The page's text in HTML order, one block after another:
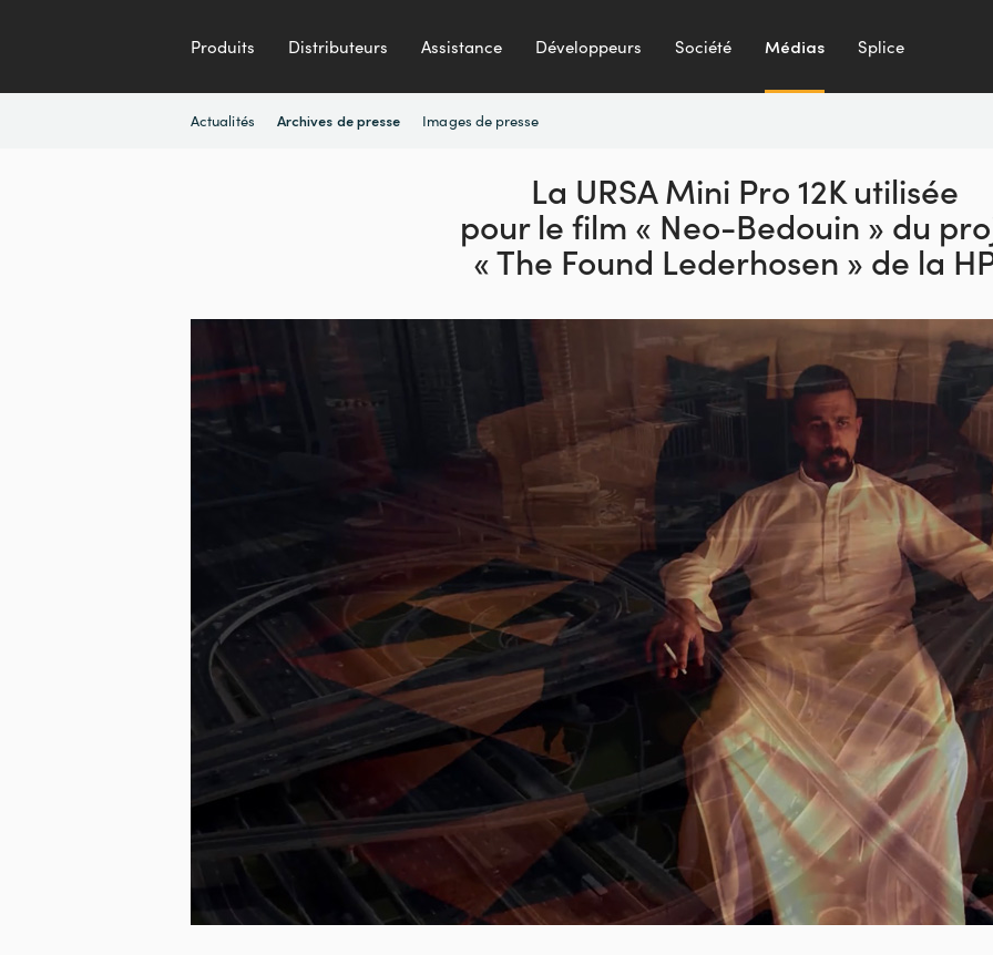
Produits Distributeurs Assistance Développeurs Société Médias Splice
Actualités Archives de presse Images de presse
La URSA Mini Pro 12K utilisée
pour le film « Neo-Bedouin » du
« The Found Lederhosen » de la